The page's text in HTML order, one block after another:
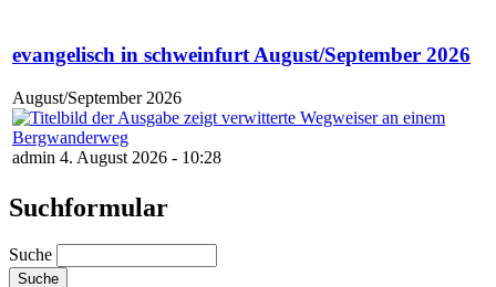
evangelisch in schweinfurt August/September 2026
August/September 2026
admin 4. August 2026 - 10:28
Suchformular
Suche